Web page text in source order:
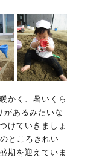
かく、暑いくら
あるみたいな
けていきましょ
ところきれい
期を迎えていま